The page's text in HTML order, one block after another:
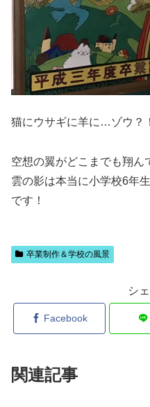
猫にウサギに羊に…ゾウ？
空想の翼がどこまでも翔ん
雲の影は本当に小学校6年
です！
卒業制作＆学校の風景
シ
Facebook
関連記事